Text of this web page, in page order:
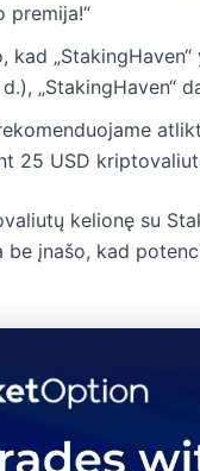
premija!“
kad
„StakingHaven“
25 USD
kelionę su
įnašo, kad